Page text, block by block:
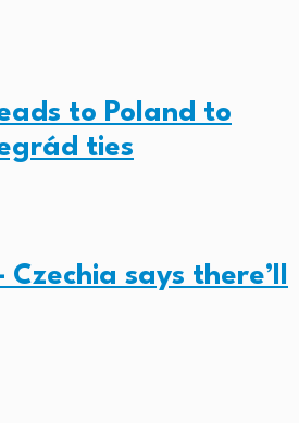
to Poland to
ties
Czechia says there’ll